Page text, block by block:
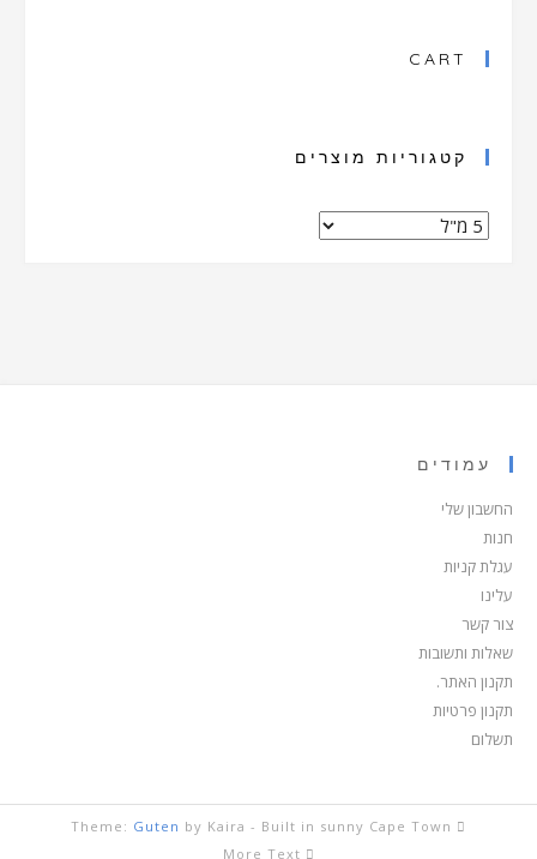
CART
קטגוריות מוצרים
עמודים
החשבון שלי
חנות
עגלת קניות
עלינו
צור קשר
שאלות ותשובות
תקנון האתר.
תקנון פרטיות
תשלום
Guten by Kaira